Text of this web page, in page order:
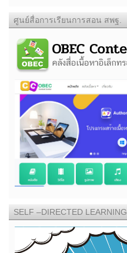
ศูนย์สื่อการเรียนการสอน สพฐ.
SELF –DIRECTED LEARNING